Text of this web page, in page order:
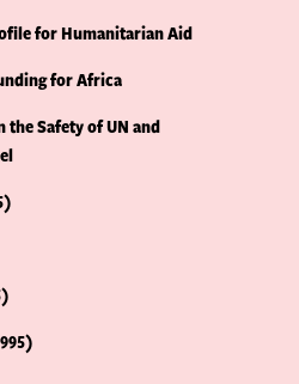
for Humanitarian Aid
for Africa
Safety of UN and